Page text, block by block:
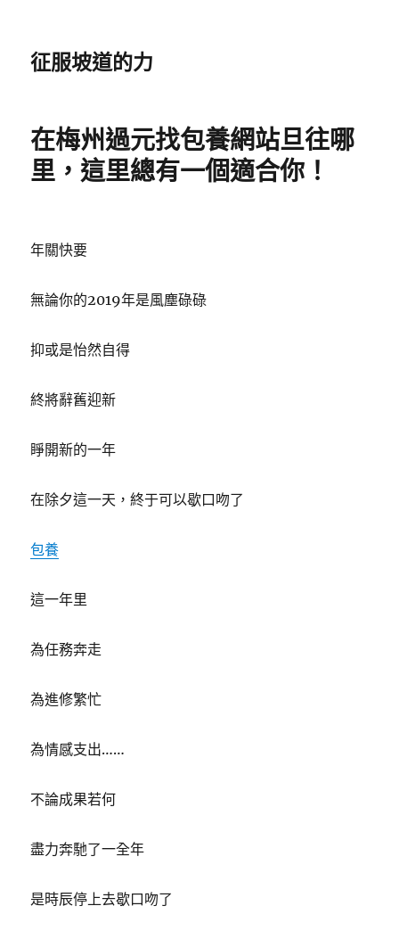
征服坡道的力
在梅州過元找包養網站旦往哪
里，這里總有一個適合你！
年關快要
無論你的2019年是風塵碌碌
抑或是怡然自得
終將辭舊迎新
睜開新的一年
在除夕這一天，終于可以歇口吻了
包養
這一年里
為任務奔走
為進修繁忙
為情感支出……
不論成果若何
盡力奔馳了一全年
是時辰停上去歇口吻了